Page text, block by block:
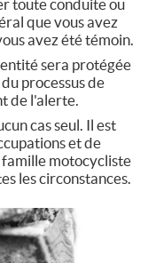
toute conduite ou
que vous avez
avez été témoin.
sera protégée
processus de
de l'alerte.
cas seul. Il est
et de
famille motocycliste
les circonstances.